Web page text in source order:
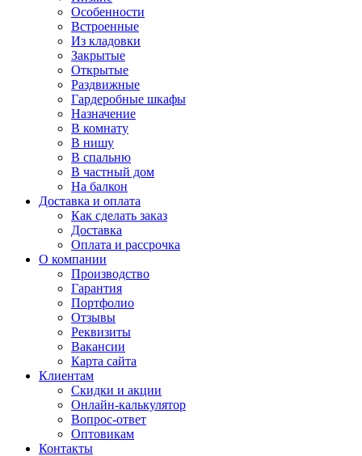
Особенности
Встроенные
Из кладовки
Закрытые
Открытые
Раздвижные
Гардеробные шкафы
Назначение
В комнату
В нишу
В спальню
В частный дом
На балкон
Доставка и оплата
Как сделать заказ
Доставка
Оплата и рассрочка
О компании
Производство
Гарантия
Портфолио
Отзывы
Реквизиты
Вакансии
Карта сайта
Клиентам
Скидки и акции
Онлайн-калькулятор
Вопрос-ответ
Оптовикам
Контакты